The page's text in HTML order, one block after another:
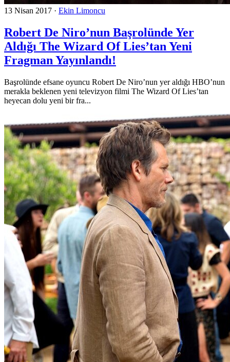
13 Nisan 2017 · Ekin Limoncu
Robert De Niro’nun Başrolünde Yer
Aldığı The Wizard Of Lies’tan Yeni
Fragman Yayınlandı!
Başrolünde efsane oyuncu Robert De Niro’nun yer aldığı HBO’nun
merakla beklenen yeni televizyon filmi The Wizard Of Lies’tan
heyecan dolu yeni bir fra...